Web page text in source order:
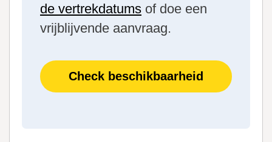
de vertrekdatums of doe een
vrijblijvende aanvraag.
Check beschikbaarheid